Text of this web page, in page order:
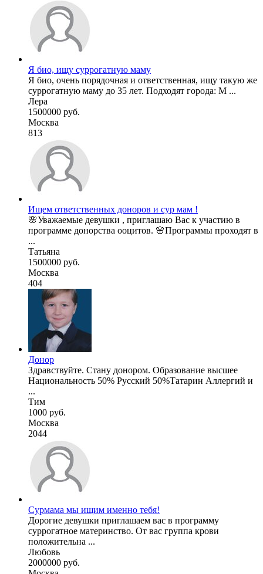
Я био, ищу суррогатную маму
Я био, очень порядочная и ответственная, ищу такую же
суррогатную маму до 35 лет. Подходят города: М ...
Лера
1500000 руб.
Москва
813
Ищем ответственных доноров и сур мам !
🌸Уважаемые девушки , приглашаю Вас к участию в
программе донорства ооцитов. 🌸Программы проходят в
...
Татьяна
1500000 руб.
Москва
404
Донор
Здравствуйте. Стану донором. Образование высшее
Национальность 50% Русский 50%Татарин Аллергий и
...
Тим
1000 руб.
Москва
2044
Сурмама мы ищим именно тебя!
Дорогие девушки приглашаем вас в программу
суррогатное материнство. От вас группа крови
положительна ...
Любовь
2000000 руб.